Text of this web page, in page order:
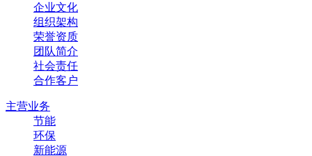
企业文化
组织架构
荣誉资质
团队简介
社会责任
合作客户
主营业务
节能
环保
新能源